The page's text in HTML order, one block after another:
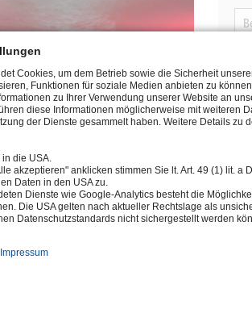
Cookies, um dem Betrieb sowie die Sicherheit
Funktionen für soziale Medien anbieten zu
zu Ihrer Verwendung unserer Website an
diese Informationen möglicherweise mit weiteren
der Dienste gesammelt haben. Weitere Details zu
die USA.
akzeptieren" anklicken stimmen Sie lt. Art. 49 (1) lit.
Daten in den USA zu.
Dienste wie Google-Analytics besteht die
Die USA gelten nach aktueller Rechtslage als
Datenschutzstandards nicht sichergestellt werden
Impressum